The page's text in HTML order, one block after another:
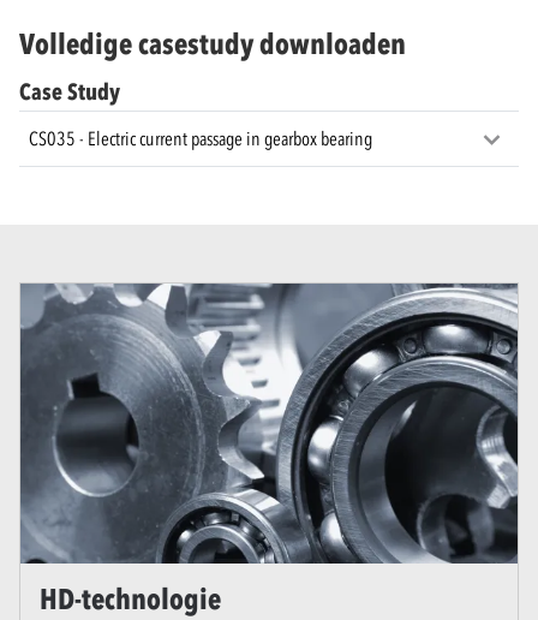
Volledige casestudy downloaden
Case Study
CS035 - Electric current passage in gearbox bearing
HD-technologie